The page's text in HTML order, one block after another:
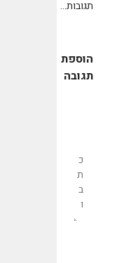
תגובות...
הוספת
תגובה